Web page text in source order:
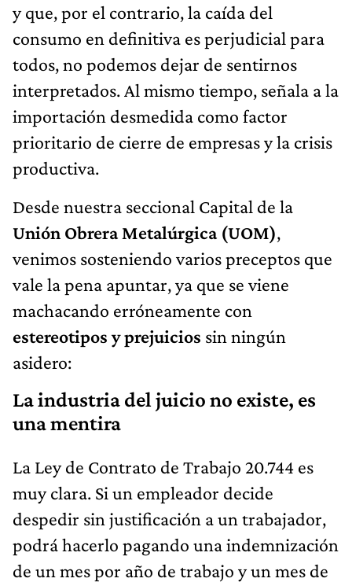
y que, por el contrario, la caída del
consumo en definitiva es perjudicial para
todos, no podemos dejar de sentirnos
interpretados. Al mismo tiempo, señala a la
importación desmedida como factor
prioritario de cierre de empresas y la crisis
productiva.
Desde nuestra seccional Capital de la
Unión Obrera Metalúrgica (UOM),
venimos sosteniendo varios preceptos que
vale la pena apuntar, ya que se viene
machacando erróneamente con
estereotipos y prejuicios sin ningún
asidero:
La industria del juicio no existe, es
una mentira
​La Ley de Contrato de Trabajo 20.744 es
muy clara. Si un empleador decide
despedir sin justificación a un trabajador,
podrá hacerlo pagando una indemnización
de un mes por año de trabajo y un mes de